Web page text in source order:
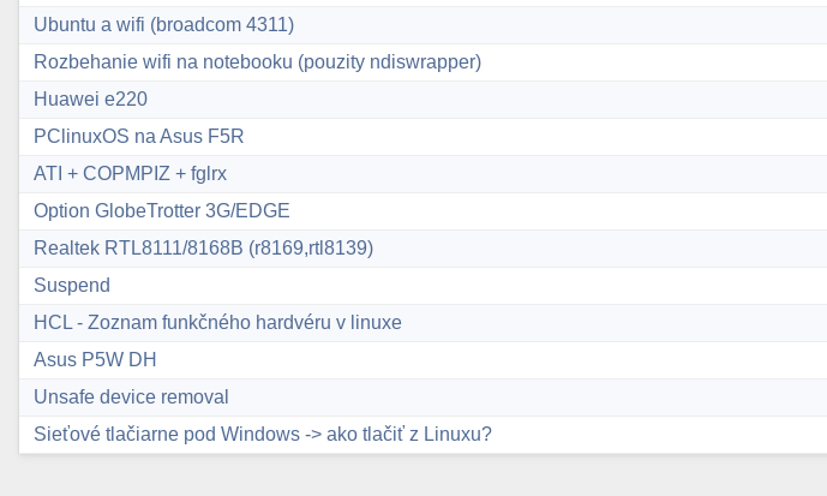
Ubuntu a wifi (broadcom 4311)
Rozbehanie wifi na notebooku (pouzity ndiswrapper)
Huawei e220
PClinuxOS na Asus F5R
ATI + COPMPIZ + fglrx
Option GlobeTrotter 3G/EDGE
Realtek RTL8111/8168B (r8169,rtl8139)
Suspend
HCL - Zoznam funkčného hardvéru v linuxe
Asus P5W DH
Unsafe device removal
Sieťové tlačiarne pod Windows -> ako tlačiť z Linuxu?